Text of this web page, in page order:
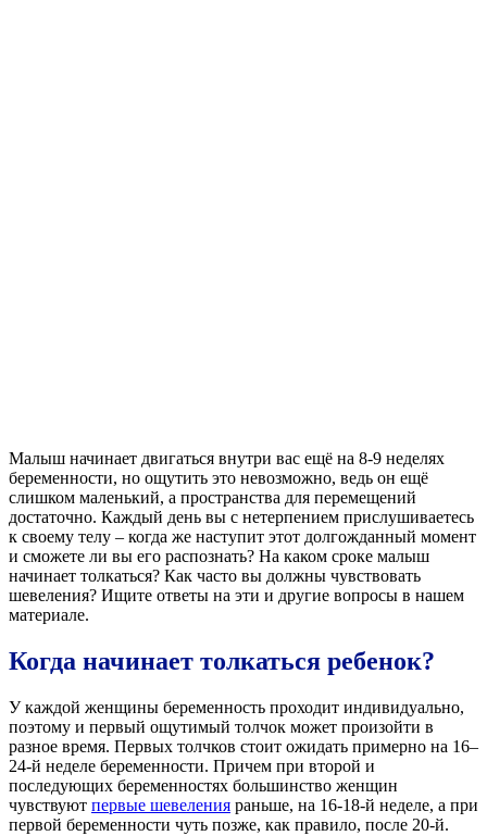
Малыш начинает двигаться внутри вас ещё на 8-9 неделях
беременности, но ощутить это невозможно, ведь он ещё
слишком маленький, а пространства для перемещений
достаточно. Каждый день вы с нетерпением прислушиваетесь
к своему телу – когда же наступит этот долгожданный момент
и сможете ли вы его распознать? На каком сроке малыш
начинает толкаться? Как часто вы должны чувствовать
шевеления? Ищите ответы на эти и другие вопросы в нашем
материале.
Когда начинает толкаться ребенок?
У каждой женщины беременность проходит индивидуально,
поэтому и первый ощутимый толчок может произойти в
разное время. Первых толчков стоит ожидать примерно на 16–
24-й неделе беременности. Причем при второй и
последующих беременностях большинство женщин
чувствуют первые шевеления раньше, на 16-18-й неделе, а при
первой беременности чуть позже, как правило, после 20-й.